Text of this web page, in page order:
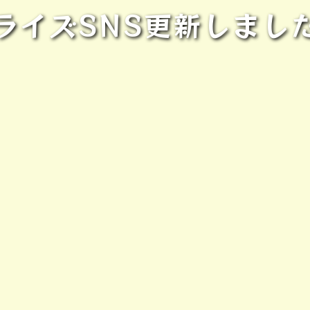
イズSNS更新しまし